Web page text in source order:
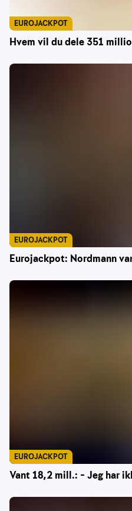
Hvem vil du dele 351
EUROJACKPOT
Eurojackpot: Nordmann
EUROJACKPOT
Vant 18,2 mill.: – Jeg har
EUROJACKPOT